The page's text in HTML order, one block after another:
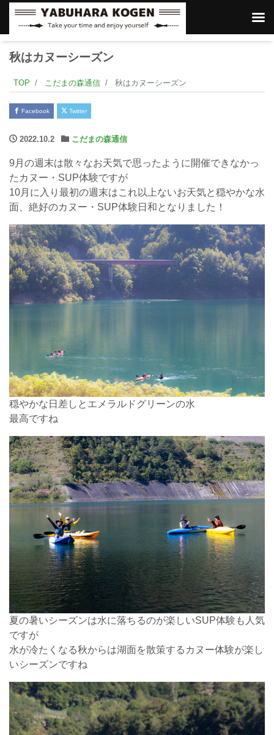
秋はカヌーシーズン
TOP こだまの森通信 秋はカヌーシーズン
Facebook Twitter
2022.10.2 こだまの森通信
9月の週末は散々なお天気で思ったように開催できなかっ
たカヌー・SUP体験ですが
10月に入り最初の週末はこれ以上ないお天気と穏やかな水
面、絶好のカヌー・SUP体験日和となりました！
穏やかな日差しとエメラルドグリーンの水
最高ですね
夏の暑いシーズンは水に落ちるのが楽しいSUP体験も人気
ですが
水が冷たくなる秋からは湖面を散策するカヌー体験が楽し
いシーズンですね